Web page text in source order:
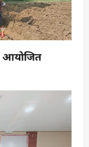
आयोजित